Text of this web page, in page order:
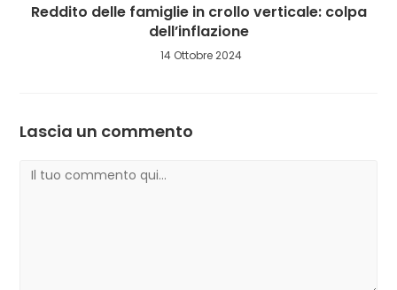
Reddito delle famiglie in crollo verticale: colpa
dell’inflazione
14 Ottobre 2024
Lascia un commento
Commento